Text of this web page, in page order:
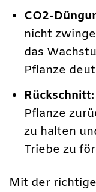
CO2-
nicht
das
Pflanze
Rückschnitt:
Pflanze
zu halten
Triebe zu
Mit der